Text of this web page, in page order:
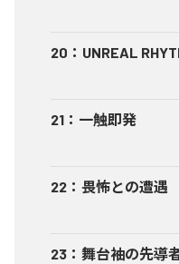
20 ： UNREAL
21 ： 一触即発
22 ： 畏怖との遭遇
23 ： 舞台袖の先導